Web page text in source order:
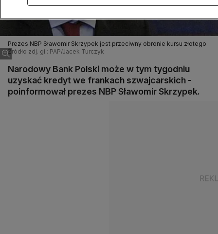
Prezes NBP Sławomir Skrzypek jest przeciwny obronie kursu złotego
Źródło zdj. gł.: PAP/Jacek Turczyk
Narodowy Bank Polski może w tym tygodniu
uzyskać kredyt we frankach szwajcarskich -
poinformował prezes NBP Sławomir Skrzypek.